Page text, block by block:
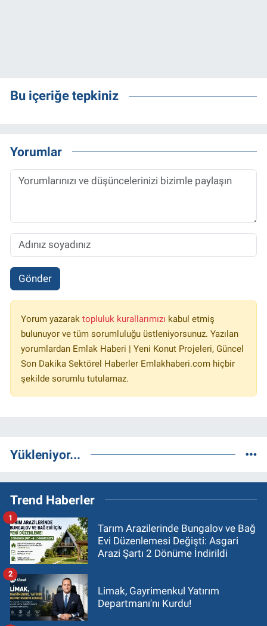
Bu içeriğe tepkiniz
Yorumlar
Gönder
Yorum yazarak topluluk kurallarımızı kabul etmiş
bulunuyor ve tüm sorumluluğu üstleniyorsunuz. Yazılan
yorumlardan Emlak Haberi | Yeni Konut Projeleri, Güncel
Son Dakika Sektörel Haberler Emlakhaberi.com hiçbir
şekilde sorumlu tutulamaz.
Yükleniyor...
Trend Haberler
Tarım Arazilerinde Bungalov ve Bağ
Evi Düzenlemesi Değişti: Asgari
Arazi Şartı 2 Dönüme İndirildi
1
Limak, Gayrimenkul Yatırım
Departmanı'nı Kurdu!
2